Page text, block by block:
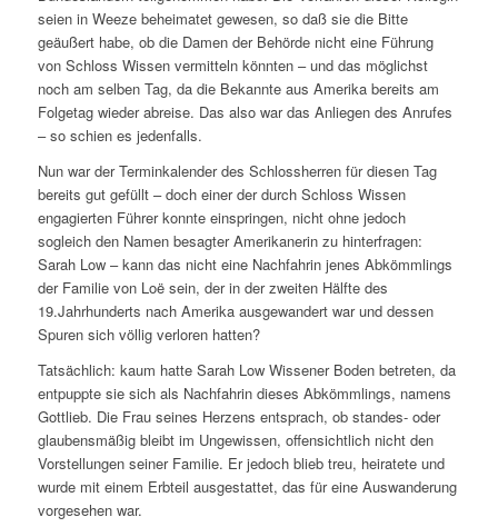
seien in Weeze beheimatet gewesen, so daß sie die Bitte
geäußert habe, ob die Damen der Behörde nicht eine Führung
von Schloss Wissen vermitteln könnten – und das möglichst
noch am selben Tag, da die Bekannte aus Amerika bereits am
Folgetag wieder abreise. Das also war das Anliegen des Anrufes
– so schien es jedenfalls.
Nun war der Terminkalender des Schlossherren für diesen Tag
bereits gut gefüllt – doch einer der durch Schloss Wissen
engagierten Führer konnte einspringen, nicht ohne jedoch
sogleich den Namen besagter Amerikanerin zu hinterfragen:
Sarah Low – kann das nicht eine Nachfahrin jenes Abkömmlings
der Familie von Loë sein, der in der zweiten Hälfte des
19.Jahrhunderts nach Amerika ausgewandert war und dessen
Spuren sich völlig verloren hatten?
Tatsächlich: kaum hatte Sarah Low Wissener Boden betreten, da
entpuppte sie sich als Nachfahrin dieses Abkömmlings, namens
Gottlieb. Die Frau seines Herzens entsprach, ob standes- oder
glaubensmäßig bleibt im Ungewissen, offensichtlich nicht den
Vorstellungen seiner Familie. Er jedoch blieb treu, heiratete und
wurde mit einem Erbteil ausgestattet, das für eine Auswanderung
vorgesehen war.